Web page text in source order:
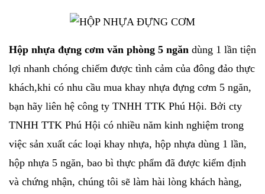
Hộp nhựa đựng cơm văn phòng 5 ngăn dùng 1 lần tiện
lợi nhanh chóng chiếm được tình cảm của đông đảo thực
khách,khi có nhu cầu mua khay nhựa đựng cơm 5 ngăn,
bạn hãy liên hệ công ty TNHH TTK Phú Hội. Bởi cty
TNHH TTK Phú Hội có nhiều năm kinh nghiệm trong
việc sản xuất các loại khay nhựa, hộp nhựa dùng 1 lần,
hộp nhựa 5 ngăn, bao bì thực phẩm đã được kiểm định
và chứng nhận, chúng tôi sẽ làm hài lòng khách hàng,